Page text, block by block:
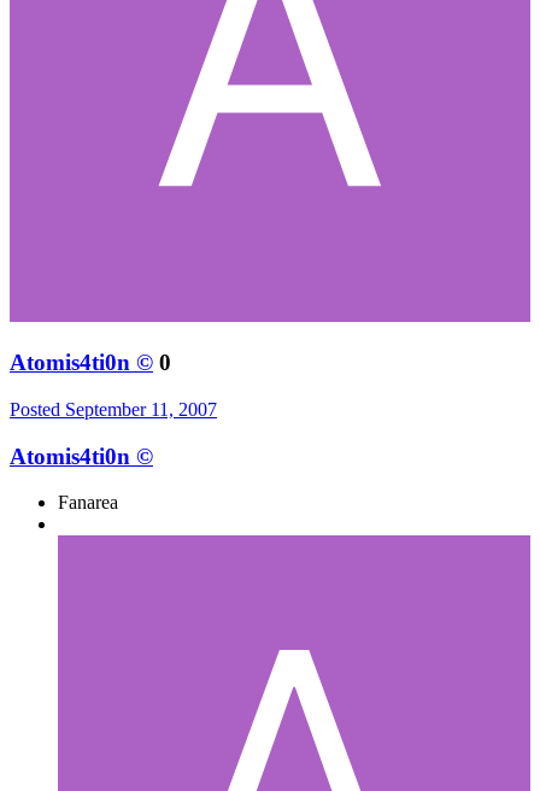
Atomis4ti0n © 0
Posted September 11, 2007
Atomis4ti0n ©
Fanarea